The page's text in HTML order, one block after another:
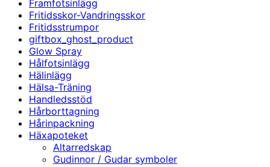
Framfotsinlägg
Fritidsskor-Vandringsskor
Fritidsstrumpor
giftbox_ghost_product
Glow Spray
Hålfotsinlägg
Hälinlägg
Hälsa-Träning
Handledsstöd
Hårborttagning
Hårinpackning
Häxapoteket
Altarredskap
Gudinnor / Gudar symboler